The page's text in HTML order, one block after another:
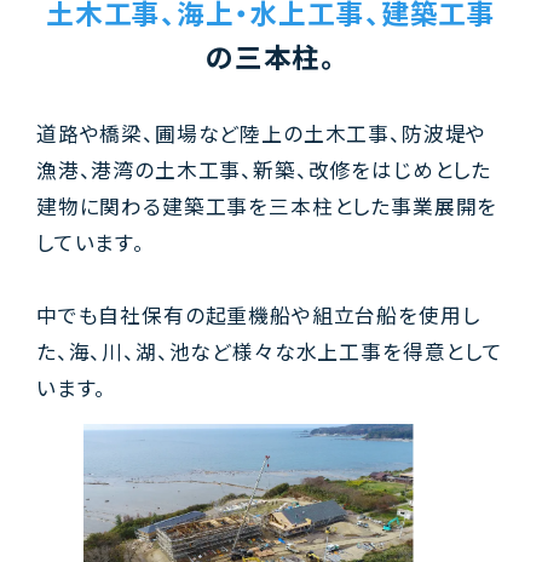
土木工事、海上・水上工事、建築工事
の三本柱。
道路や橋梁、圃場など陸上の土木工事、防波堤や
漁港、港湾の土木工事、新築、改修をはじめとした
建物に関わる建築工事を三本柱とした事業展開を
しています。
中でも自社保有の起重機船や組立台船を使用し
た、海、川、湖、池など様々な水上工事を得意として
います。